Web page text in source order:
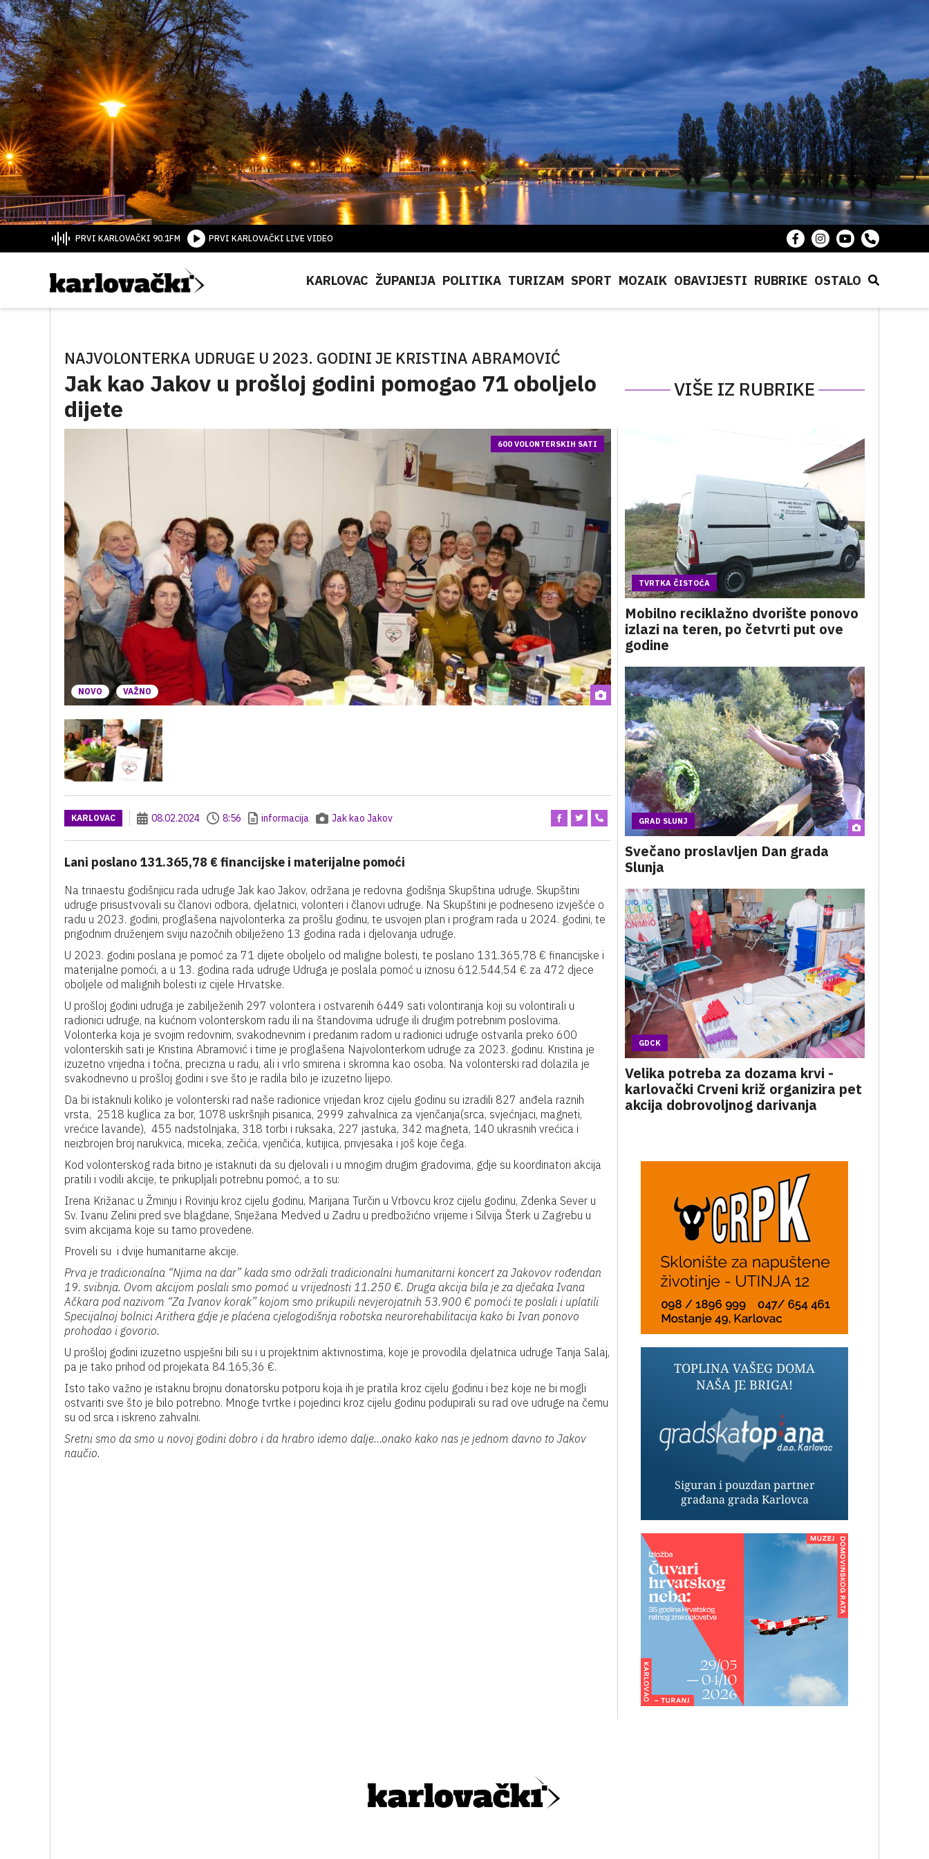
PRVI KARLOVAČKI 90.1FM PRVI KARLOVAČKI LIVE VIDEO
KARLOVAC ŽUPANIJA POLITIKA TURIZAM SPORT MOZAIK OBAVIJESTI RUBRIKE OSTALO
NAJVOLONTERKA UDRUGE U 2023. GODINI JE KRISTINA ABRAMOVIĆ
Jak kao Jakov u prošloj godini pomogao 71 oboljelo
dijete
VIŠE IZ RUBRIKE
NOVO VAŽNO
600 VOLONTERSKIH SATI
KARLOVAC 08.02.2024 8:56 informacija Jak kao Jakov
Lani poslano 131.365,78 € financijske i materijalne pomoći
Na trinaestu godišnjicu rada udruge Jak kao Jakov, održana je redovna godišnja Skupština udruge. Skupštini
udruge prisustvovali su članovi odbora, djelatnici, volonteri i članovi udruge. Na Skupštini je podneseno izvješće o
radu u 2023. godini, proglašena najvolonterka za prošlu godinu, te usvojen plan i program rada u 2024. godini, te
prigodnim druženjem sviju nazočnih obilježeno 13 godina rada i djelovanja udruge.
U 2023. godini poslana je pomoć za 71 dijete oboljelo od maligne bolesti, te poslano 131.365,78 € financijske i
materijalne pomoći, a u 13. godina rada udruge Udruga je poslala pomoć u iznosu 612.544,54 € za 472 djece
oboljele od malignih bolesti iz cijele Hrvatske.
U prošloj godini udruga je zabilježenih 297 volontera i ostvarenih 6449 sati volontiranja koji su volontirali u
radionici udruge, na kućnom volonterskom radu ili na štandovima udruge ili drugim potrebnim poslovima.
Volonterka koja je svojim redovnim, svakodnevnim i predanim radom u radionici udruge ostvarila preko 600
volonterskih sati je Kristina Abramović i time je proglašena Najvolonterkom udruge za 2023. godinu. Kristina je
izuzetno vrijedna i točna, precizna u radu, ali i vrlo smirena i skromna kao osoba. Na volonterski rad dolazila je
svakodnevno u prošloj godini i sve što je radila bilo je izuzetno lijepo.
Da bi istaknuli koliko je volonterski rad naše radionice vrijedan kroz cijelu godinu su izradili 827 anđela raznih
vrsta, 2518 kuglica za bor, 1078 uskršnjih pisanica, 2999 zahvalnica za vjenčanja(srca, svjećnjaci, magneti,
vrećice lavande), 455 nadstolnjaka, 318 torbi i ruksaka, 227 jastuka, 342 magneta, 140 ukrasnih vrećica i
neizbrojen broj narukvica, miceka, zečića, vjenčića, kutijica, privjesaka i još koje čega.
Kod volonterskog rada bitno je istaknuti da su djelovali i u mnogim drugim gradovima, gdje su koordinatori akcija
pratili i vodili akcije, te prikupljali potrebnu pomoć, a to su:
Irena Križanac u Žminju i Rovinju kroz cijelu godinu, Marijana Turčin u Vrbovcu kroz cijelu godinu, Zdenka Sever u
Sv. Ivanu Zelini pred sve blagdane, Snježana Medved u Zadru u predbožićno vrijeme i Silvija Šterk u Zagrebu u
svim akcijama koje su tamo provedene.
Proveli su i dvije humanitarne akcije.
Prva je tradicionalna “Njima na dar” kada smo održali tradicionalni humanitarni koncert za Jakovov rođendan
19. svibnja. Ovom akcijom poslali smo pomoć u vrijednosti 11.250 €. Druga akcija bila je za dječaka Ivana
Ačkara pod nazivom “Za Ivanov korak” kojom smo prikupili nevjerojatnih 53.900 € pomoći te poslali i uplatili
Specijalnoj bolnici Arithera gdje je plaćena cjelogodišnja robotska neurorehabilitacija kako bi Ivan ponovo
prohodao i govorio.
U prošloj godini izuzetno uspješni bili su i u projektnim aktivnostima, koje je provodila djelatnica udruge Tanja Salaj,
pa je tako prihod od projekata 84.165,36 €.
Isto tako važno je istaknu brojnu donatorsku potporu koja ih je pratila kroz cijelu godinu i bez koje ne bi mogli
ostvariti sve što je bilo potrebno. Mnoge tvrtke i pojedinci kroz cijelu godinu podupirali su rad ove udruge na čemu
su od srca i iskreno zahvalni.
Sretni smo da smo u novoj godini dobro i da hrabro idemo dalje…onako kako nas je jednom davno to Jakov
naučio.
TVRTKA ČISTOĆA
Mobilno reciklažno dvorište ponovo
izlazi na teren, po četvrti put ove
godine
GRAD SLUNJ
Svečano proslavljen Dan grada
Slunja
GDCK
Velika potreba za dozama krvi -
karlovački Crveni križ organizira pet
akcija dobrovoljnog darivanja